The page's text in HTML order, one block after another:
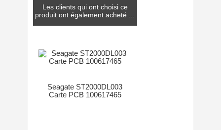
Les clients qui ont choisi ce
produit ont également acheté ...
Seagate ST2000DL003
Carte PCB 100617465